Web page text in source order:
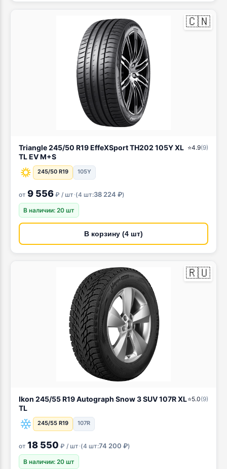
🇨🇳
Triangle 245/50 R19 EffeXSport TH202 105Y XL
TL EV M+S
⭐4.9(9)
245/50 R19 105Y
от 9 556 ₽ / шт·(4 шт:38 224 ₽)
В наличии: 20 шт
В корзину (4 шт)
🇷🇺
Ikon 245/55 R19 Autograph Snow 3 SUV 107R XL
TL
⭐5.0(9)
245/55 R19 107R
от 18 550 ₽ / шт·(4 шт:74 200 ₽)
В наличии: 20 шт